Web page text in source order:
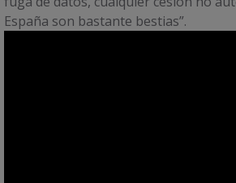
España son bastante bestias”.